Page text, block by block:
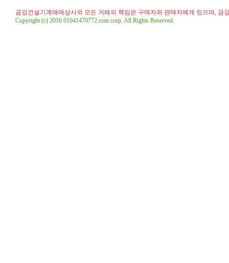
금강건설기계매매상사외 모든 거래의 책임은 구매자와 판매자에게 있으며, 금
Copyright (c) 2016 01041470772.com corp. All Rights Reserved.